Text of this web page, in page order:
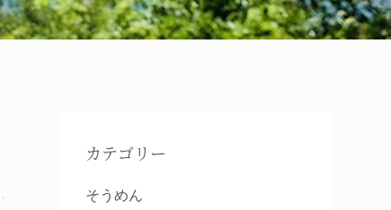
カテゴリー
そうめん